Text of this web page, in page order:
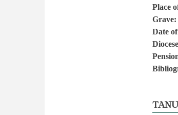
Place
Grave
Date
Diocese